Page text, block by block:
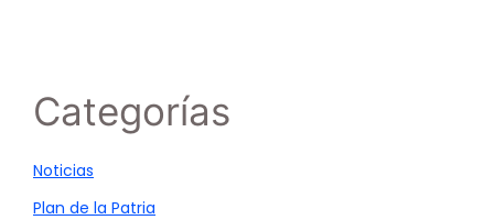
Categorías
Noticias
Plan de la Patria